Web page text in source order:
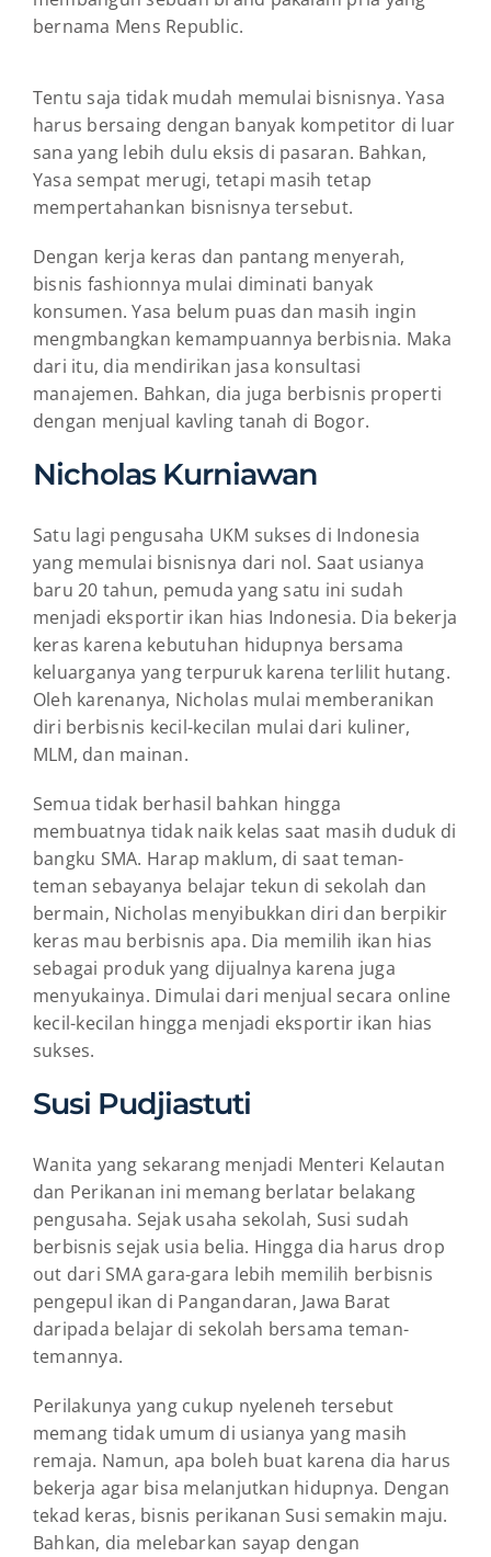
bernama Mens Republic.
Tentu saja tidak mudah memulai bisnisnya. Yasa
harus bersaing dengan banyak kompetitor di luar
sana yang lebih dulu eksis di pasaran. Bahkan,
Yasa sempat merugi, tetapi masih tetap
mempertahankan bisnisnya tersebut.
Dengan kerja keras dan pantang menyerah,
bisnis fashionnya mulai diminati banyak
konsumen. Yasa belum puas dan masih ingin
mengmbangkan kemampuannya berbisnia. Maka
dari itu, dia mendirikan jasa konsultasi
manajemen. Bahkan, dia juga berbisnis properti
dengan menjual kavling tanah di Bogor.
Nicholas Kurniawan
Satu lagi pengusaha UKM sukses di Indonesia
yang memulai bisnisnya dari nol. Saat usianya
baru 20 tahun, pemuda yang satu ini sudah
menjadi eksportir ikan hias Indonesia. Dia bekerja
keras karena kebutuhan hidupnya bersama
keluarganya yang terpuruk karena terlilit hutang.
Oleh karenanya, Nicholas mulai memberanikan
diri berbisnis kecil-kecilan mulai dari kuliner,
MLM, dan mainan.
Semua tidak berhasil bahkan hingga
membuatnya tidak naik kelas saat masih duduk di
bangku SMA. Harap maklum, di saat teman-
teman sebayanya belajar tekun di sekolah dan
bermain, Nicholas menyibukkan diri dan berpikir
keras mau berbisnis apa. Dia memilih ikan hias
sebagai produk yang dijualnya karena juga
menyukainya. Dimulai dari menjual secara online
kecil-kecilan hingga menjadi eksportir ikan hias
sukses.
Susi Pudjiastuti
Wanita yang sekarang menjadi Menteri Kelautan
dan Perikanan ini memang berlatar belakang
pengusaha. Sejak usaha sekolah, Susi sudah
berbisnis sejak usia belia. Hingga dia harus drop
out dari SMA gara-gara lebih memilih berbisnis
pengepul ikan di Pangandaran, Jawa Barat
daripada belajar di sekolah bersama teman-
temannya.
Perilakunya yang cukup nyeleneh tersebut
memang tidak umum di usianya yang masih
remaja. Namun, apa boleh buat karena dia harus
bekerja agar bisa melanjutkan hidupnya. Dengan
tekad keras, bisnis perikanan Susi semakin maju.
Bahkan, dia melebarkan sayap dengan